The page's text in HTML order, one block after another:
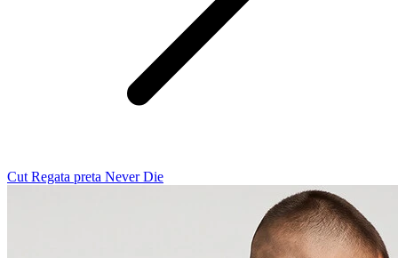
Cut Regata preta Never Die